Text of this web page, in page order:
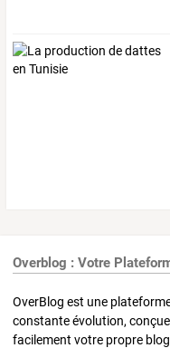
Overblog : Votre
OverBlog est une
constante évolution,
facilement votre propre